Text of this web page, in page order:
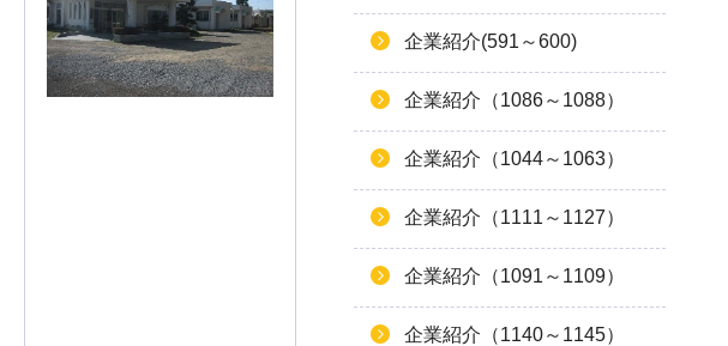
企業紹介(591～600)
企業紹介（1086～1088）
企業紹介（1044～1063）
企業紹介（1111～1127）
企業紹介（1091～1109）
企業紹介（1140～1145）